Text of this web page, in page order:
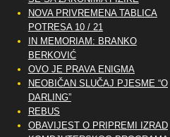
NOVA PRIVREMENA TABLICA
POTRESA 10 / 21
IN MEMORIAM: BRANKO
BERKOVIĆ
OVO JE PRAVA ENIGMA
NEOBIČAN SLUČAJ PJESME “OH
DARLING”
REBUS
OBAVIJEST O PRIPREMI IZRADE